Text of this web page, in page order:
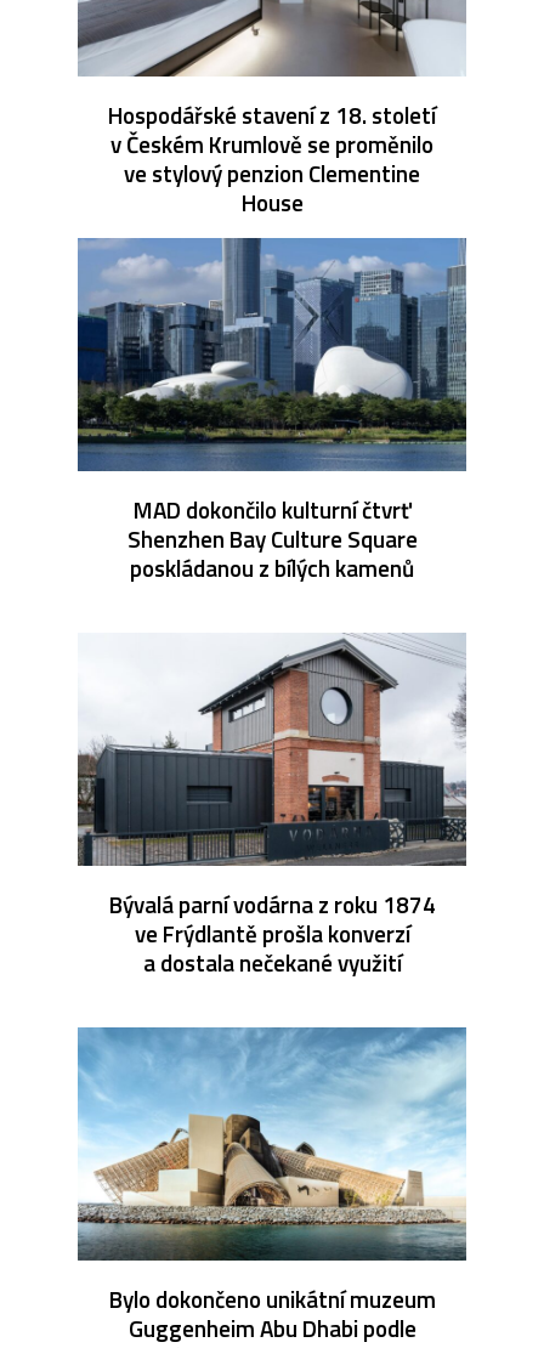
Hospodářské stavení z 18. století
v Českém Krumlově se proměnilo
ve stylový penzion Clementine
House
MAD dokončilo kulturní čtvrť
Shenzhen Bay Culture Square
poskládanou z bílých kamenů
Bývalá parní vodárna z roku 1874
ve Frýdlantě prošla konverzí
a dostala nečekané využití
Bylo dokončeno unikátní muzeum
Guggenheim Abu Dhabi podle